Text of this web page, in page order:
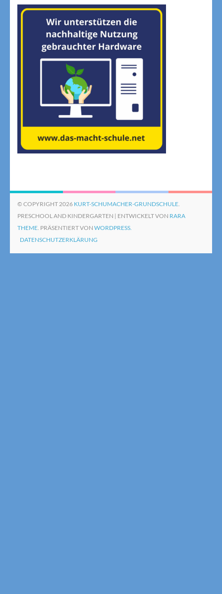
© COPYRIGHT 2026 KURT-SCHUMACHER-GRUNDSCHULE.
PRESCHOOL AND KINDERGARTEN | ENTWICKELT VON RARA
THEME. PRÄSENTIERT VON WORDPRESS.
DATENSCHUTZERKLÄRUNG